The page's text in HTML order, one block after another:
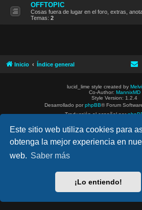
Este sitio web utiliza cookies para
obtenga la mejor experiencia en
web. Saber más
¡Lo entiendo!
OFFTOPIC
Cosas fuera de lugar en el foro, extras,
Temas: 2
Inicio Índice general
lucid_lime style created by
Co-Author: MannixMD
Style Version: 1.2.4
Desarrollado por phpBB® Forum
Traducción al español por